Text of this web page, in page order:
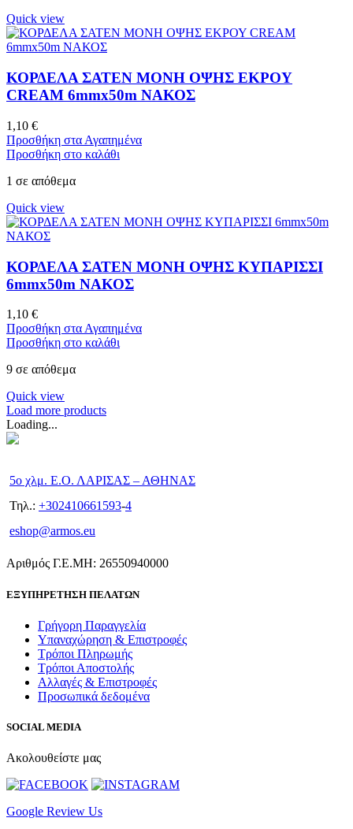
Quick view
ΚΟΡΔΕΛΑ ΣΑΤΕΝ ΜΟΝΗ ΟΨΗΣ ΕΚΡΟΥ
CREAM 6mmx50m ΝΑΚΟΣ
1,10 €
Προσθήκη στα Αγαπημένα
Προσθήκη στο καλάθι
1 σε απόθεμα
Quick view
ΚΟΡΔΕΛΑ ΣΑΤΕΝ ΜΟΝΗ ΟΨΗΣ ΚΥΠΑΡΙΣΣΙ
6mmx50m ΝΑΚΟΣ
1,10 €
Προσθήκη στα Αγαπημένα
Προσθήκη στο καλάθι
9 σε απόθεμα
Quick view
Load more products
Loading...
5ο χλμ. Ε.Ο. ΛΑΡΙΣΑΣ – ΑΘΗΝΑΣ
Τηλ.: +302410661593-4
eshop@armos.eu
Αριθμός Γ.Ε.ΜΗ: 26550940000
ΕΞΥΠΗΡΕΤΗΣΗ ΠΕΛΑΤΩΝ
Γρήγορη Παραγγελία
Υπαναχώρηση & Επιστροφές
Τρόποι Πληρωμής
Τρόποι Αποστολής
Αλλαγές & Επιστροφές
Προσωπικά δεδομένα
SOCIAL MEDIA
Ακολουθείστε μας
Google Review Us